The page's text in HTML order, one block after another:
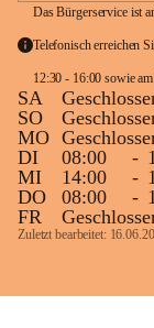
Das Bürgerservice ist
SA
SO
MO
DI
08:00 -
MI
14:00 -
DO
08:00 -
FR
Zuletzt bearbeitet: